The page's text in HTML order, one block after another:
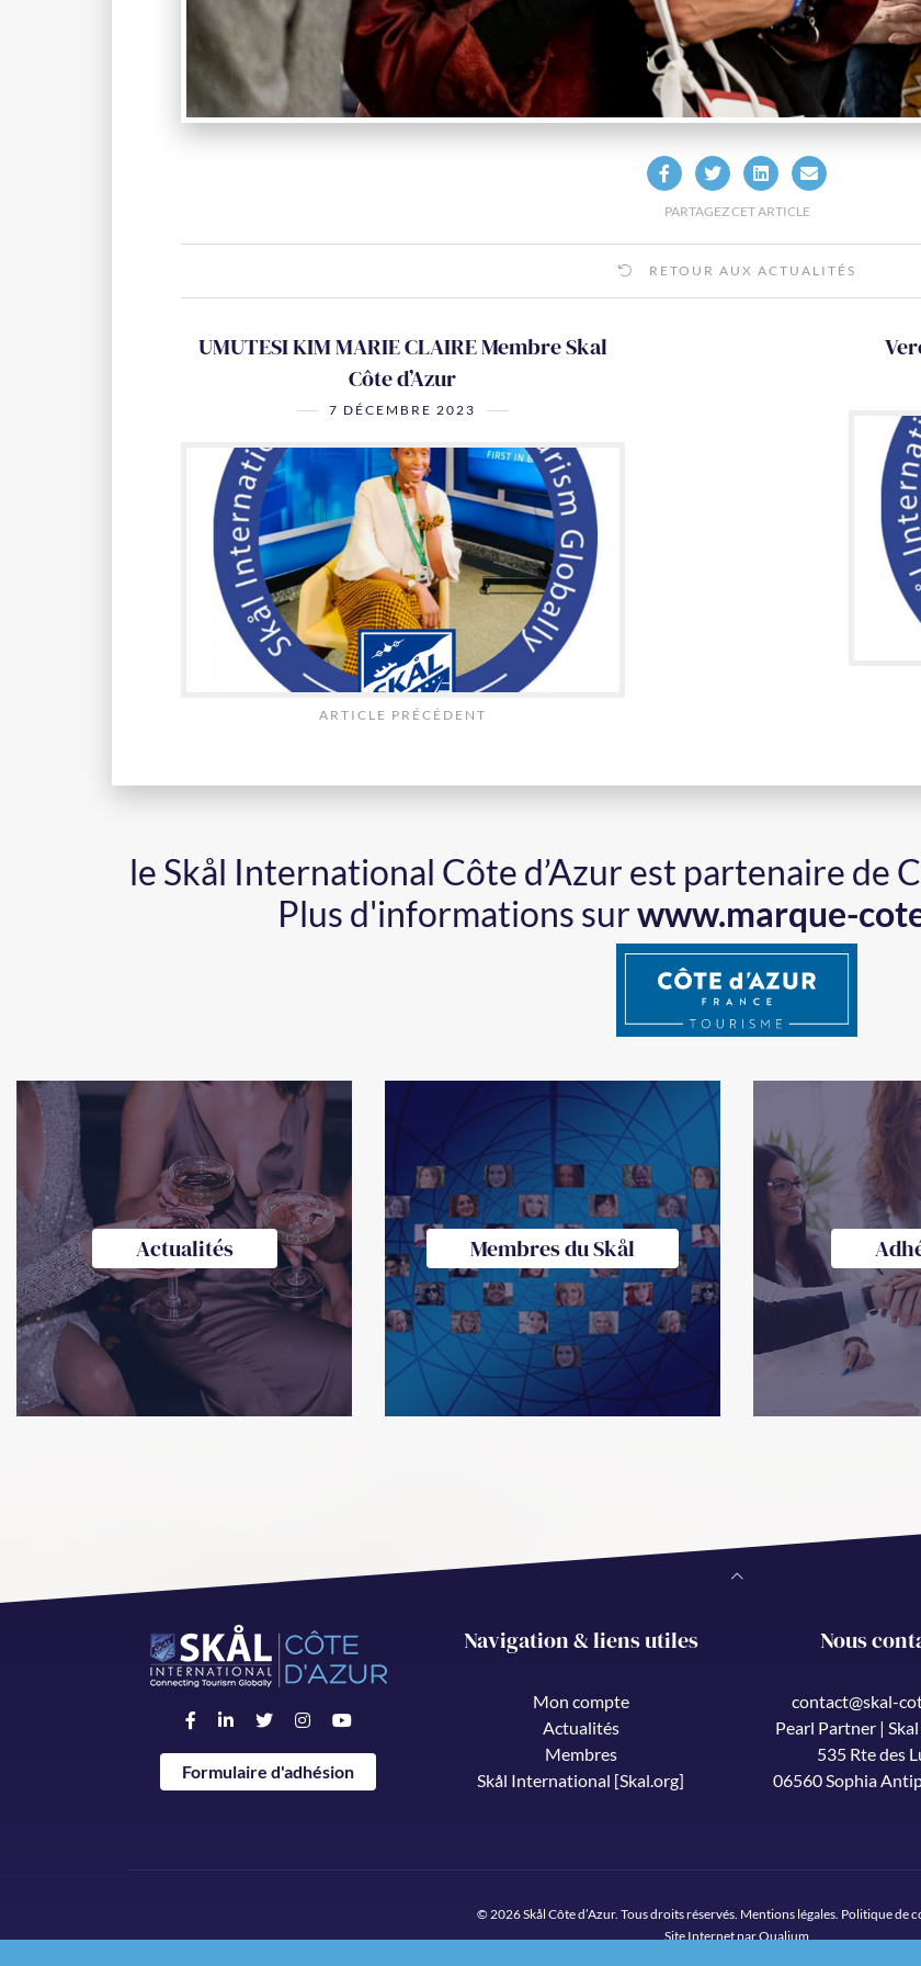
PARTAGEZ CET ARTICLE
RETOUR AUX ACTUALITÉS
UMUTESI KIM MARIE CLAIRE Membre Skal
Côte d’Azur
7 DÉCEMBRE 2023
ARTICLE PRÉCÉDENT
le Skål International Côte d’Azur est partenaire de
Plus d'informations surwww.marque-
Actualités Membres du Skål
Formulaire d'adhésion
Navigation & liens utiles
Mon compte
Actualités
Membres
Skål International [Skal.org]
Nous
contact@skal-
Pearl Partner |
535 Rte des
06560 Sophia
© 2026 Skål Côte d’Azur. Tous droits réservés. Mentions légales. Politique de
Site Internet par Qualium